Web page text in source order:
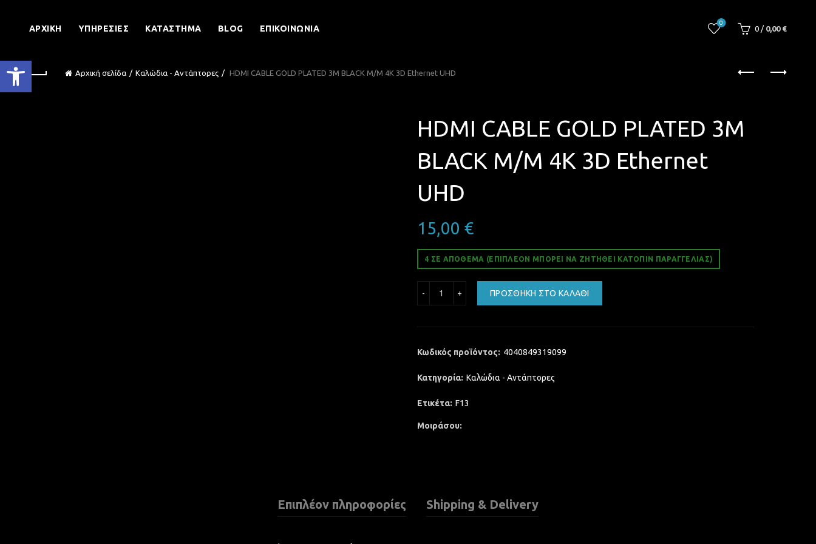
Ανοίξτε τη γραμμή εργαλείων
ΑΡΧΙΚΉ ΥΠΗΡΕΣΊΕΣ ΚΑΤΆΣΤΗΜΑ BLOG ΕΠΙΚΟΙΝΩΝΊΑ
0
0 / 0,00 €
Αρχική σελίδα Καλώδια - Αντάπτορες HDMI CABLE GOLD PLATED 3M BLACK M/M 4K 3D Ethernet UHD
HDMI CABLE GOLD PLATED 3M
BLACK M/M 4K 3D Ethernet
UHD
15,00 €
4 ΣΕ ΑΠΌΘΕΜΑ (ΕΠΙΠΛΈΟΝ ΜΠΟΡΕΊ ΝΑ ΖΗΤΗΘΕΊ ΚΑΤΌΠΙΝ ΠΑΡΑΓΓΕΛΊΑΣ)
ΠΡΟΣΘΉΚΗ ΣΤΟ ΚΑΛΆΘΙ
Κωδικός προϊόντος: 4040849319099
Κατηγορία: Καλώδια - Αντάπτορες
Ετικέτα: F13
Μοιράσου
Επιπλέον πληροφορίες Shipping & Delivery